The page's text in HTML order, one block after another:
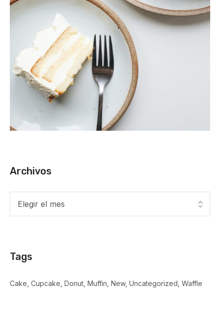
Archivos
Tags
Cake Cupcake Donut Muffin New Uncategorized Waffle